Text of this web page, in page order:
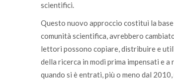
scientifici.
Questo nuovo approccio costituì la
comunità scientifica, avrebbero
lettori possono copiare, distribuire e
della ricerca in modi prima impensati e
quando si è entrati, più o meno dal